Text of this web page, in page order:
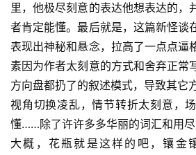
里，他极尽刻意的表达他想表达的，
者肯定能懂。最后就是，这篇新怪谈
表现出神秘和悬念，拉高了一点点逼
素因为作者太刻意的方式和舍弃正常
方向盘都扔了的叙述模式，导致其它
视角切换凌乱，情节转折太刻意，
懂……除了许许多多华丽的词汇和用尽
大概，花瓶就是这样的吧，镶金